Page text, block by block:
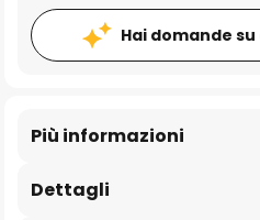
Hai domande
Dettagli
Più informazioni